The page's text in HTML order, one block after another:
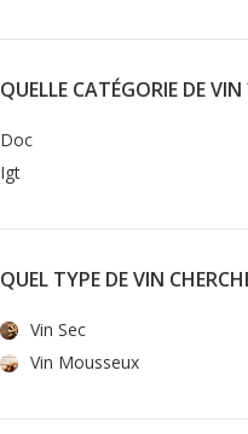
QUELLE CATÉGORIE DE VIN
Doc
Igt
QUEL TYPE DE VIN
Vin Sec
Vin Mousseux